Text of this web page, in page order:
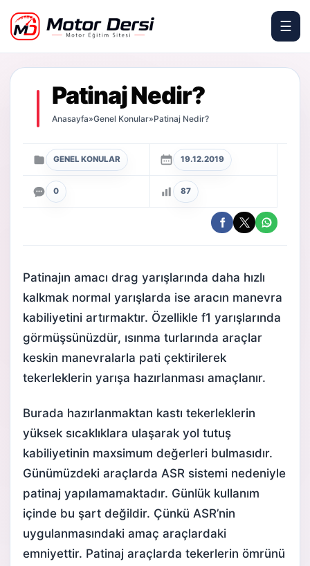
Motor Dersi
☰
Patinaj Nedir?
Anasayfa»Genel Konular»Patinaj Nedir?
GENEL KONULAR 19.12.2019
0 87
Patinajın amacı drag yarışlarında daha hızlı
kalkmak normal yarışlarda ise aracın manevra
kabiliyetini artırmaktır. Özellikle f1 yarışlarında
görmüşsünüzdür, ısınma turlarında araçlar
keskin manevralarla pati çektirilerek
tekerleklerin yarışa hazırlanması amaçlanır.
Burada hazırlanmaktan kastı tekerleklerin
yüksek sıcaklıklara ulaşarak yol tutuş
kabiliyetinin maxsimum değerleri bulmasıdır.
Günümüzdeki araçlarda ASR sistemi nedeniyle
patinaj yapılamamaktadır. Günlük kullanım
içinde bu şart değildir. Çünkü ASR’nin
uygulanmasındaki amaç araçlardaki
emniyettir. Patinaj araçlarda tekerlerin ömrünü